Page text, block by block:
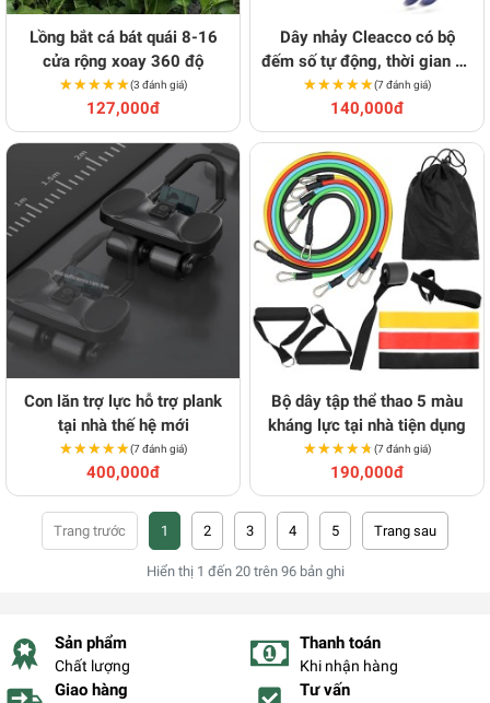
Lồng bắt cá bát quái 8-16
cửa rộng xoay 360 độ
★★★★★
★★★★★(3 đánh giá)
127,000đ
Dây nhảy Cleacco có bộ
đếm số tự động, thời gian và
lượng calo
★★★★★
★★★★★(7 đánh giá)
140,000đ
Con lăn trợ lực hỗ trợ plank
tại nhà thế hệ mới
★★★★★
★★★★★(7 đánh giá)
400,000đ
Bộ dây tập thể thao 5 màu
kháng lực tại nhà tiện dụng
★★★★★
★★★★★(7 đánh giá)
190,000đ
Hiển thị 1 đến 20trên 96bản ghi
1 2 3 4 5
Sản phẩm
Chất lượng
Thanh toán
Khi nhận hàng
Giao hàng Tư vấn